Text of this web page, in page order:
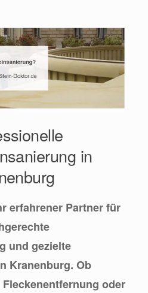
in
erfahrener Partner für
und gezielte
Kranenburg. Ob
oder